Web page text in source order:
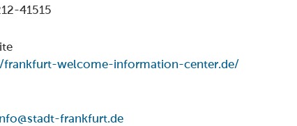
41515
welcome-information-center.de/
frankfurt.de